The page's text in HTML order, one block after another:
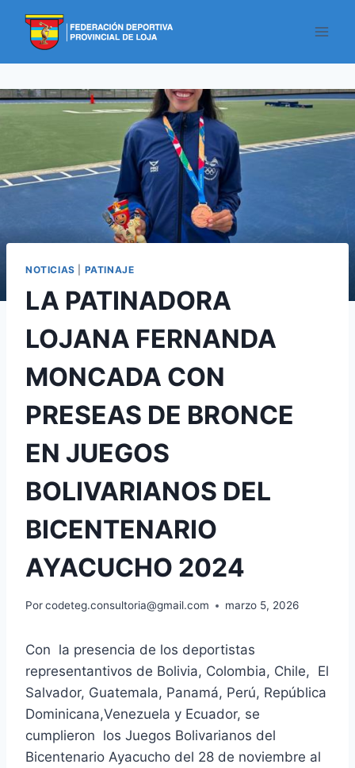
NOTICIAS PATINAJE
LA PATINADORA
LOJANA FERNANDA
MONCADA CON
PRESEAS DE BRONCE
EN JUEGOS
BOLIVARIANOS DEL
BICENTENARIO
AYACUCHO 2024
Porcodeteg.consultoria@gmail.com marzo 5, 2026
Con la presencia de los deportistas
representantivos de Bolivia, Colombia, Chile, El
Salvador, Guatemala, Panamá, Perú, República
Dominicana,Venezuela y Ecuador, se
cumplieron los Juegos Bolivarianos del
Bicentenario Ayacucho del 28 de noviembre al